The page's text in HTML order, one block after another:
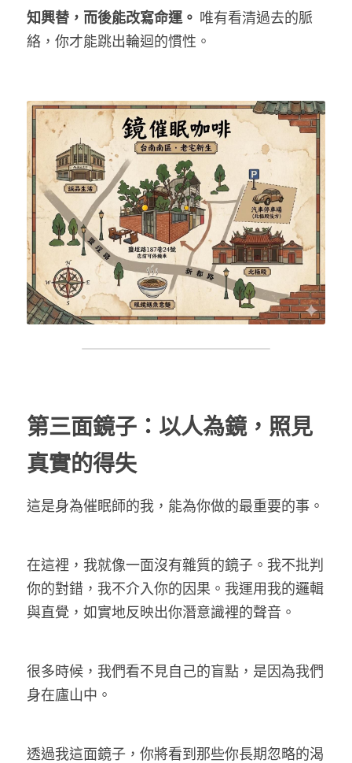
知興替，而後能改寫命運。 唯有看清過去的脈
絡，你才能跳出輪迴的慣性。
第三面鏡子：以人為鏡，照見
真實的得失
這是身為催眠師的我，能為你做的最重要的事。
在這裡，我就像一面沒有雜質的鏡子。我不批判
你的對錯，我不介入你的因果。我運用我的邏輯
與直覺，如實地反映出你潛意識裡的聲音。
很多時候，我們看不見自己的盲點，是因為我們
身在廬山中。
透過我這面鏡子，你將看到那些你長期忽略的渴